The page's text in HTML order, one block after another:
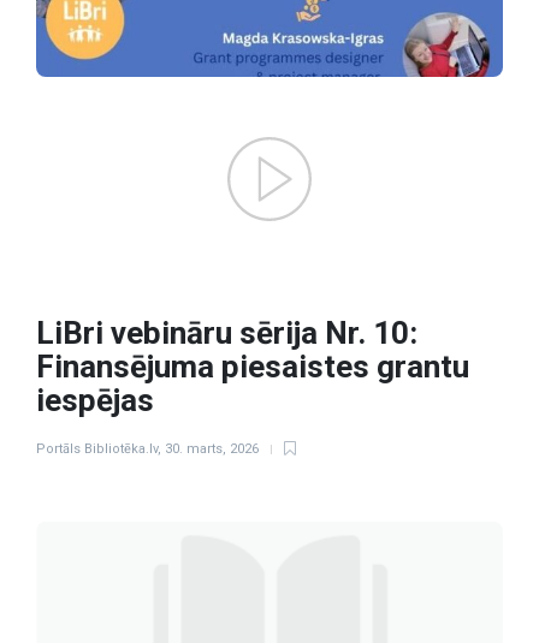
LiBri vebināru sērija Nr. 10:
Finansējuma piesaistes grantu
iespējas
Portāls Bibliotēka.lv, 30. marts, 2026